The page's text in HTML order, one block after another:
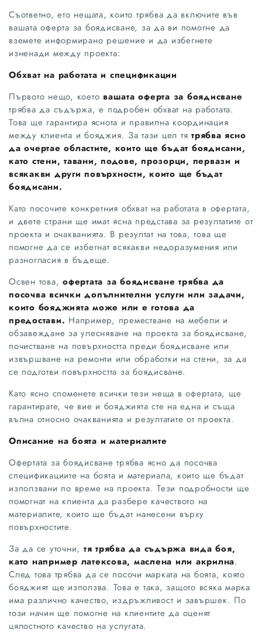
Съответно, ето нещата, които трябва да включите във
вашата оферта за боядисване, за да ви помогне да
вземете информирано решение и да избегнете
изненади между проекта:
Обхват на работата и спецификации
Първото нещо, което вашата оферта за боядисване
трябва да съдържа, е подробен обхват на работата.
Това ще гарантира яснота и правилна координация
между клиента и бояджия. За тази цел тя трябва ясно
да очертае областите, които ще бъдат боядисани,
като стени, тавани, подове, прозорци, первази и
всякакви други повърхности, които ще бъдат
боядисани.
Като посочите конкретния обхват на работата в офертата,
и двете страни ще имат ясна представа за резултатите от
проекта и очакванията. В резултат на това, това ще
помогне да се избегнат всякакви недоразумения или
разногласия в бъдеще.
Освен това, офертата за боядисване трябва да
посочва всички допълнителни услуги или задачи,
които бояджията може или е готова да
предостави. Например, преместване на мебели и
обзавеждане за улесняване на проекта за боядисване,
почистване на повърхността преди боядисване или
извършване на ремонти или обработки на стени, за да
се подготви повърхността за боядисване.
Като ясно споменете всички тези неща в офертата, ще
гарантирате, че вие ​​и бояджията сте на една и съща
вълна относно очакванията и резултатите от проекта.
Описание на боята и материалите
Офертата за боядисване трябва ясно да посочва
спецификациите на боята и материала, които ще бъдат
използвани по време на проекта. Тези подробности ще
помогнат на клиента да разбере качеството на
материалите, които ще бъдат нанесени върху
повърхностите.
За да се уточни, тя трябва да съдържа вида боя,
като например латексова, маслена или акрилна.
След това трябва да се посочи марката на боята, която
бояджият ще използва. Това е така, защото всяка марка
има различно качество, издръжливост и завършек. По
този начин ще помогне на клиентите да оценят
цялостното качество на услугата.